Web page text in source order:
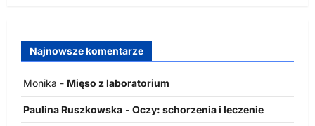
Najnowsze komentarze
Monika - Mięso z laboratorium
Paulina Ruszkowska - Oczy: schorzenia i leczenie